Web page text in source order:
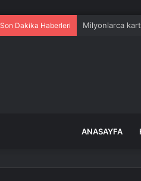
Son Dakika Haberleri Milyonlarca
ANASAYFA